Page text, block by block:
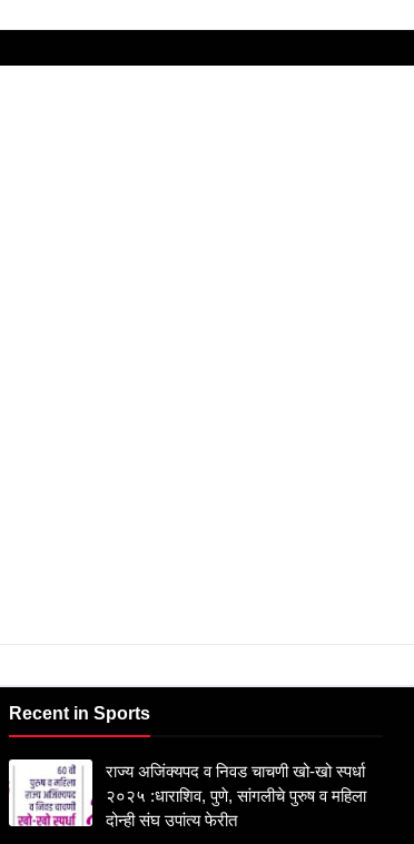
Recent in Sports
राज्य अजिंक्यपद व निवड चाचणी खो-खो स्पर्धा
२०२५ :धाराशिव, पुणे, सांगलीचे पुरुष व महिला
दोन्ही संघ उपांत्य फेरीत